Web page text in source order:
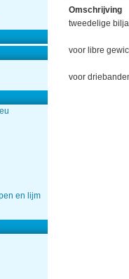
en lijm
Omschrijving
tweedelige
voor libre
voor